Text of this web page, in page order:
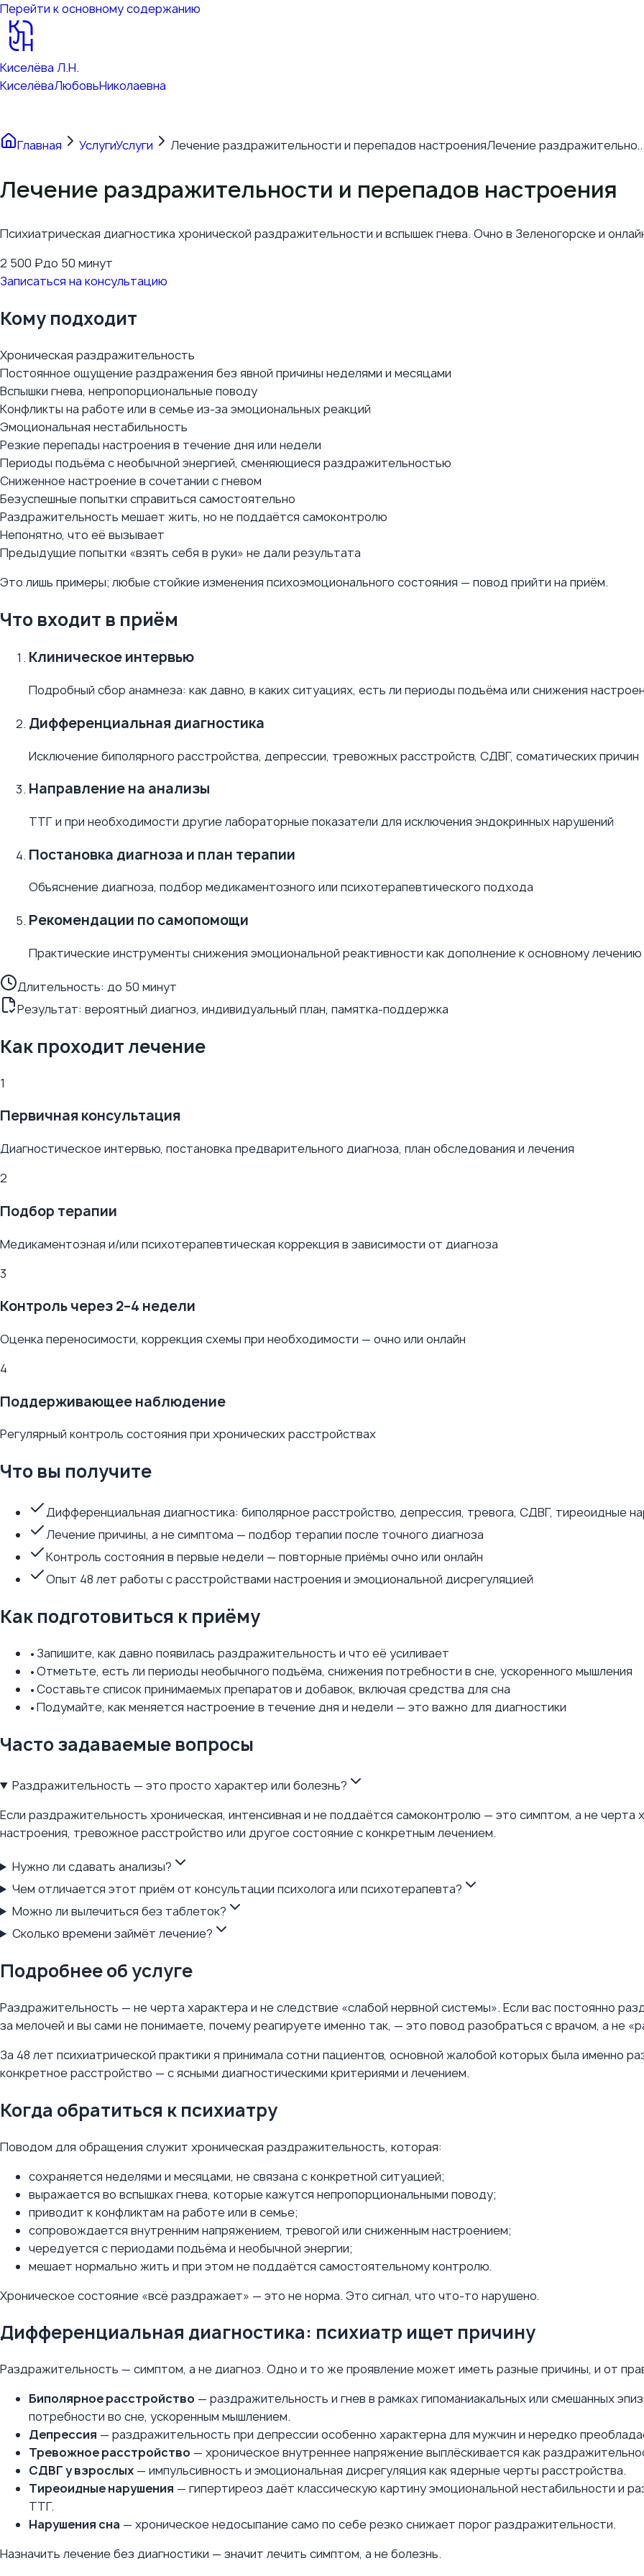
Перейти к основному содержанию
Киселёва Л.Н.
КиселёваЛюбовьНиколаевна
Главная УслугиУслуги Лечение раздражительности и перепадов настроенияЛечение
Лечение раздражительности и перепадов настроения
Психиатрическая диагностика хронической раздражительности и вспышек гнева. Очно в Зеленогорске и
2 500 ₽до 50 минут
Записаться на консультацию
Кому подходит
Хроническая раздражительность
Постоянное ощущение раздражения без явной причины неделями и месяцами
Вспышки гнева, непропорциональные поводу
Конфликты на работе или в семье из-за эмоциональных реакций
Эмоциональная нестабильность
Резкие перепады настроения в течение дня или недели
Периоды подъёма с необычной энергией, сменяющиеся раздражительностью
Сниженное настроение в сочетании с гневом
Безуспешные попытки справиться самостоятельно
Раздражительность мешает жить, но не поддаётся самоконтролю
Непонятно, что её вызывает
Предыдущие попытки «взять себя в руки» не дали результата
Это лишь примеры; любые стойкие изменения психоэмоционального состояния — повод прийти на приём.
Что входит в приём
Клиническое интервью
Подробный сбор анамнеза: как давно, в каких ситуациях, есть ли периоды подъёма или снижения
Дифференциальная диагностика
Исключение биполярного расстройства, депрессии, тревожных расстройств, СДВГ, соматических причин
Направление на анализы
ТТГ и при необходимости другие лабораторные показатели для исключения эндокринных нарушений
Постановка диагноза и план терапии
Объяснение диагноза, подбор медикаментозного или психотерапевтического подхода
Рекомендации по самопомощи
Практические инструменты снижения эмоциональной реактивности как дополнение к основному лечению
Длительность: до 50 минут
Результат: вероятный диагноз, индивидуальный план, памятка-поддержка
Как проходит лечение
1
Первичная консультация
Диагностическое интервью, постановка предварительного диагноза, план обследования и лечения
2
Подбор терапии
Медикаментозная и/или психотерапевтическая коррекция в зависимости от диагноза
3
Контроль через 2–4 недели
Оценка переносимости, коррекция схемы при необходимости — очно или онлайн
4
Поддерживающее наблюдение
Регулярный контроль состояния при хронических расстройствах
Что вы получите
Дифференциальная диагностика: биполярное расстройство, депрессия, тревога, СДВГ, тиреоидные
Лечение причины, а не симптома — подбор терапии после точного диагноза
Контроль состояния в первые недели — повторные приёмы очно или онлайн
Опыт 48 лет работы с расстройствами настроения и эмоциональной дисрегуляцией
Как подготовиться к приёму
• Запишите, как давно появилась раздражительность и что её усиливает
•Отметьте, есть ли периоды необычного подъёма, снижения потребности в сне, ускоренного мышления
•Составьте список принимаемых препаратов и добавок, включая средства для сна
•Подумайте, как меняется настроение в течение дня и недели — это важно для диагностики
Часто задаваемые вопросы
Раздражительность — это просто характер или болезнь?
Если раздражительность хроническая, интенсивная и не поддаётся самоконтролю — это симптом, а не
настроения, тревожное расстройство или другое состояние с конкретным лечением.
Нужно ли сдавать анализы?
Чем отличается этот приём от консультации психолога или психотерапевта?
Можно ли вылечиться без таблеток?
Сколько времени займёт лечение?
Подробнее об услуге
Раздражительность — не черта характера и не следствие «слабой нервной системы». Если вас постоянно
за мелочей и вы сами не понимаете, почему реагируете именно так, — это повод разобраться с врачом, а не
За 48 лет психиатрической практики я принимала сотни пациентов, основной жалобой которых была именно
конкретное расстройство — с ясными диагностическими критериями и лечением.
Когда обратиться к психиатру
Поводом для обращения служит хроническая раздражительность, которая:
сохраняется неделями и месяцами, не связана с конкретной ситуацией;
выражается во вспышках гнева, которые кажутся непропорциональными поводу;
приводит к конфликтам на работе или в семье;
сопровождается внутренним напряжением, тревогой или сниженным настроением;
чередуется с периодами подъёма и необычной энергии;
мешает нормально жить и при этом не поддаётся самостоятельному контролю.
Хроническое состояние «всё раздражает» — это не норма. Это сигнал, что что-то нарушено.
Дифференциальная диагностика: психиатр ищет причину
Раздражительность — симптом, а не диагноз. Одно и то же проявление может иметь разные причины, и от
Биполярное расстройство — раздражительность и гнев в рамках гипоманиакальных или смешанных
потребности во сне, ускоренным мышлением.
Депрессия — раздражительность при депрессии особенно характерна для мужчин и нередко
Тревожное расстройство — хроническое внутреннее напряжение выплёскивается как
СДВГ у взрослых — импульсивность и эмоциональная дисрегуляция как ядерные черты расстройства.
Тиреоидные нарушения — гипертиреоз даёт классическую картину эмоциональной нестабильности и
ТТГ.
Нарушения сна — хроническое недосыпание само по себе резко снижает порог раздражительности.
Назначить лечение без диагностики — значит лечить симптом, а не болезнь.